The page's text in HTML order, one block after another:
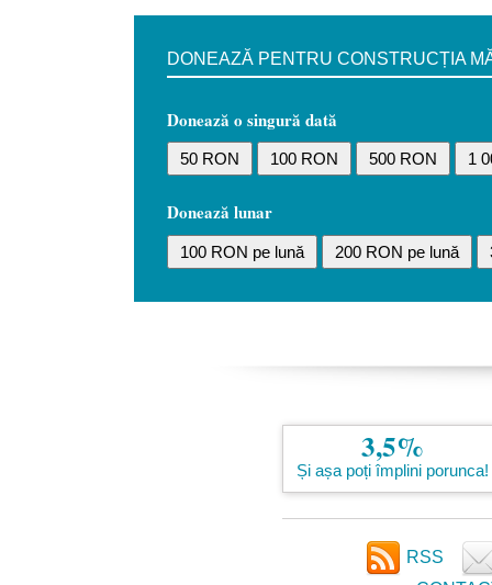
DONEAZĂ PENTRU CONSTRUCȚIA
Donează o singură dată
50 RON 100 RON 500 RON 1
Donează lunar
100 RON pe lună 200 RON pe lună
3,5%
Și așa poți împlini porunca!
RSS